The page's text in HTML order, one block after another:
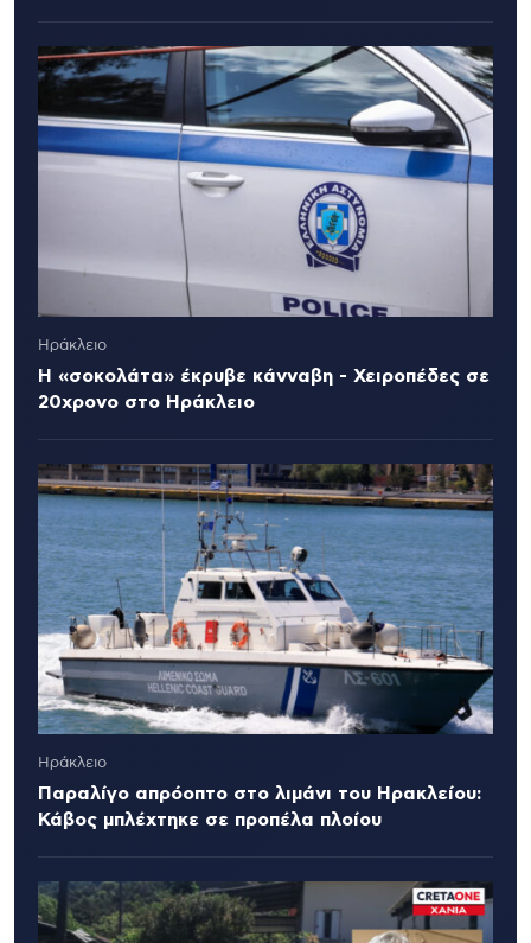
Ηράκλειο
Η «σοκολάτα» έκρυβε κάνναβη - Χειροπέδες σε
20χρονο στο Ηράκλειο
Ηράκλειο
Παραλίγο απρόοπτο στο λιμάνι του Ηρακλείου:
Κάβος μπλέχτηκε σε προπέλα πλοίου